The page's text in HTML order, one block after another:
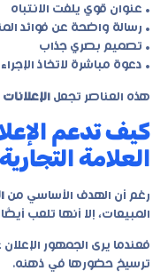
• عنوان قوي يلفت الانتباه
• رسالة واضحة عن فوائد
• تصميم بصري جذاب
• دعوة مباشرة لاتخاذ الإجراء
هذه العناصر تجعل
كيف تدعم
العلامة
رغم أن الهدف الأساسي من
المبيعات، إلا أنها تلعب
فعندما يرى الجمهور الإعلان
ترسيخ حضورها في ذهنه.